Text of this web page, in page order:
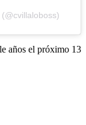
años el próximo 13